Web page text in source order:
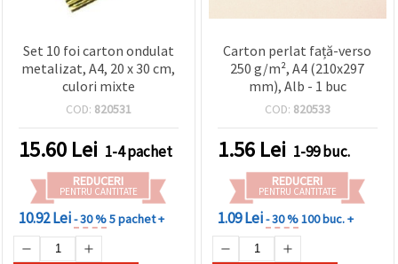
Set 10 foi carton ondulat
metalizat, A4, 20 x 30 cm,
culori mixte
COD: 820531
15.60 Lei 1-4 pachet
REDUCERI
PENTRU CANTITATE
10.92 Lei- 30 %5 pachet +
Carton perlat față-verso
250 g/m², A4 (210x297
mm), Alb - 1 buc
COD: 820533
1.56 Lei 1-99 buc.
REDUCERI
PENTRU CANTITATE
1.09 Lei- 30 %100 buc. +